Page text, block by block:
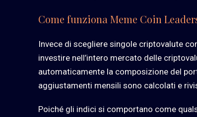
Come funziona Meme Coin
Invece di scegliere singole criptovalute
investire nell’intero mercato delle
automaticamente la composizione del
aggiustamenti mensili sono calcolati e
Poiché gli indici si comportano come